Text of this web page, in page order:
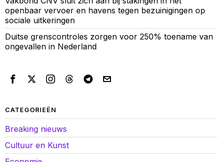
openbaar vervoer en havens tegen bezuinigingen op
sociale uitkeringen
Duitse grenscontroles zorgen voor 250% toename van
ongevallen in Nederland
CATEGORIEËN
Breaking nieuws
Cultuur en Kunst